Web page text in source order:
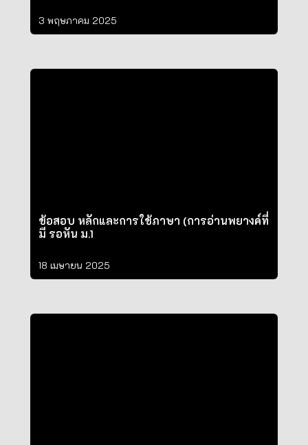
3 พฤษภาคม 2025
ข้อสอบ หลักและการใช้ภาษา (การอ่านพยางค์ที่
มี รอหัน ม.1
18 เมษายน 2025